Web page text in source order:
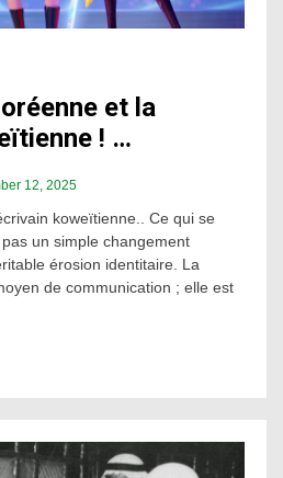
et la
! …
12, 2025
koweïtienne.. Ce qui se
pas un simple changement
érosion identitaire. La
de communication ; elle est